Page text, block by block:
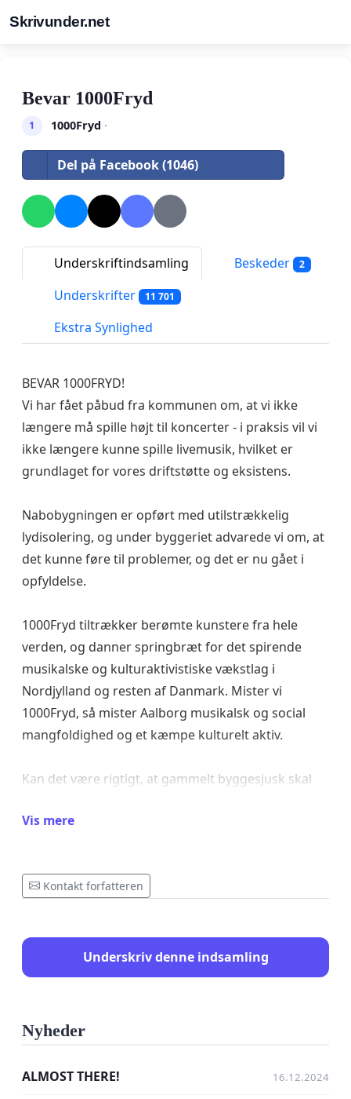
Skrivunder.net
Bevar 1000Fryd
1 1000Fryd ·
Del på Facebook (1046)
Underskriftindsamling Beskeder 2
Underskrifter 11 701
Ekstra Synlighed
BEVAR 1000FRYD!
Vi har fået påbud fra kommunen om, at vi ikke
længere må spille højt til koncerter - i praksis vil vi
ikke længere kunne spille livemusik, hvilket er
grundlaget for vores driftstøtte og eksistens.
Nabobygningen er opført med utilstrækkelig
lydisolering, og under byggeriet advarede vi om, at
det kunne føre til problemer, og det er nu gået i
opfyldelse.
1000Fryd tiltrækker berømte kunstere fra hele
verden, og danner springbræt for det spirende
musikalske og kulturaktivistiske vækstlag i
Nordjylland og resten af Danmark. Mister vi
1000Fryd, så mister Aalborg musikalsk og social
mangfoldighed og et kæmpe kulturelt aktiv.
Kan det være rigtigt, at gammelt byggesjusk skal
kulturinstutioner?
uundværlig 1000Fryd er!
Vis mere
Kontakt forfatteren
Underskriv denne indsamling
Nyheder
ALMOST THERE! 16.12.2024